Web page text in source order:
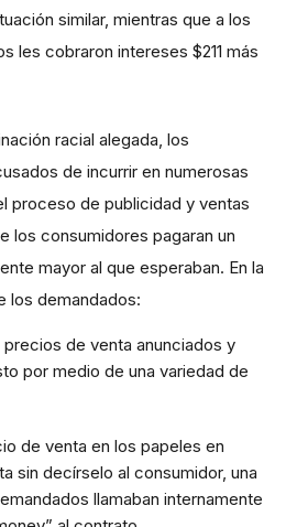
similar, mientras que a los
les cobraron intereses $211 más
racial alegada, los
de incurrir en numerosas
proceso de publicidad y ventas
los consumidores pagaran un
mayor al que esperaban. En la
los demandados:
de venta anunciados y
por medio de una variedad de
de venta en los papeles en
sin decírselo al consumidor, una
llamaban internamente